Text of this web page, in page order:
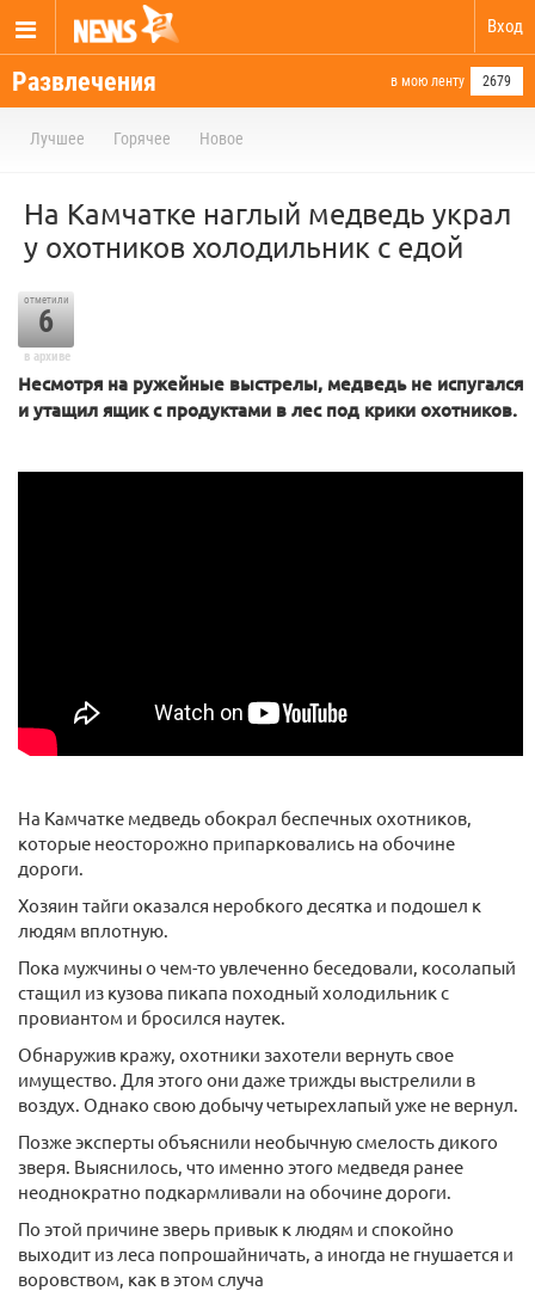
Вход
Развлечения в мою ленту 2679
Лучшее Горячее Новое
На Камчатке наглый медведь украл
у охотников холодильник с едой
отметили
6
в архиве
Несмотря на ружейные выстрелы, медведь не испугался
и утащил ящик с продуктами в лес под крики охотников.
На Камчатке медведь обокрал беспечных охотников,
которые неосторожно припарковались на обочине
дороги.
Хозяин тайги оказался неробкого десятка и подошел к
людям вплотную.
Пока мужчины о чем-то увлеченно беседовали, косолапый
стащил из кузова пикапа походный холодильник с
провиантом и бросился наутек.
Обнаружив кражу, охотники захотели вернуть свое
имущество. Для этого они даже трижды выстрелили в
воздух. Однако свою добычу четырехлапый уже не вернул.
Позже эксперты объяснили необычную смелость дикого
зверя. Выяснилось, что именно этого медведя ранее
неоднократно подкармливали на обочине дороги.
По этой причине зверь привык к людям и спокойно
выходит из леса попрошайничать, а иногда не гнушается и
воровством, как в этом случа